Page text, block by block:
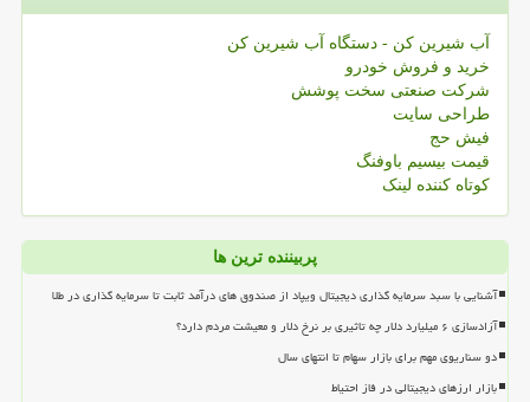
آب شیرین کن - دستگاه آب شیرین کن
خرید و فروش خودرو
شرکت صنعتی سخت پوشش
طراحی سایت
فیش حج
قیمت بیسیم باوفنگ
کوتاه کننده لینک
پربیننده ترین ها
آشنایی با سبد سرمایه گذاری دیجیتال ویپاد از صندوق های درآمد ثابت تا سرمایه گذاری در طلا
آزادسازی ۶ میلیارد دلار چه تاثیری بر نرخ دلار و معیشت مردم دارد؟
دو سناریوی مهم برای بازار سهام تا انتهای سال
بازار ارزهای دیجیتالی در فاز احتیاط